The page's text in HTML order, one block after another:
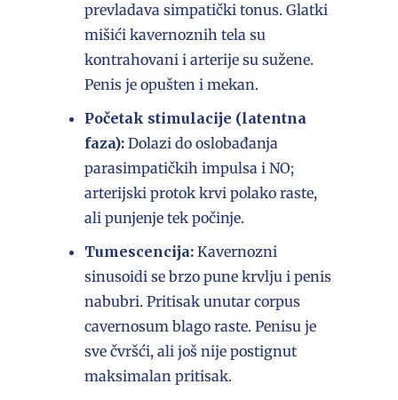
prevladava simpatički tonus. Glatki
mišići kavernoznih tela su
kontrahovani i arterije su sužene.
Penis je opušten i mekan.
Početak stimulacije (latentna
faza):Dolazi do oslobađanja
parasimpatičkih impulsa i NO;
arterijski protok krvi polako raste,
ali punjenje tek počinje.
Tumescencija:Kavernozni
sinusoidi se brzo pune krvlju i penis
nabubri. Pritisak unutar corpus
cavernosum blago raste. Penisu je
sve čvršći, ali još nije postignut
maksimalan pritisak.